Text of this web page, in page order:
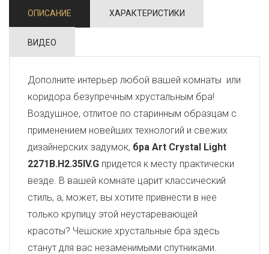
ОПИСАНИЕ ХАРАКТЕРИСТИКИ
ВИДЕО
Дополните интерьер любой вашей комнаты или
коридора безупречным хрустальным бра!
Воздушное, отлитое по старинным образцам с
применением новейших технологий и свежих
дизайнерских задумок, бра Art Crystal Light
2271B.H2.35IV.G придется к месту практически
везде. В вашей комнате царит классический
стиль, а, может, вы хотите привнести в нее
только крупицу этой неустаревающей
красоты? Чешские хрустальные бра здесь
станут для вас незаменимыми спутниками.